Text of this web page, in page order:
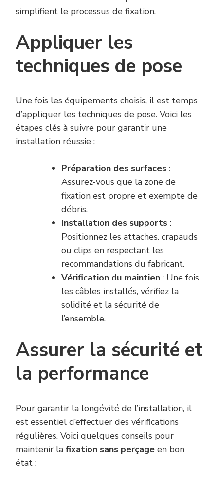
simplifient le processus de fixation.
Appliquer les
techniques de pose
Une fois les équipements choisis, il est temps
d’appliquer les techniques de pose. Voici les
étapes clés à suivre pour garantir une
installation réussie :
Préparation des surfaces :
Assurez-vous que la zone de
fixation est propre et exempte de
débris.
Installation des supports :
Positionnez les attaches, crapauds
ou clips en respectant les
recommandations du fabricant.
Vérification du maintien : Une fois
les câbles installés, vérifiez la
solidité et la sécurité de
l’ensemble.
Assurer la sécurité et
la performance
Pour garantir la longévité de l’installation, il
est essentiel d’effectuer des vérifications
régulières. Voici quelques conseils pour
maintenir la fixation sans perçage en bon
état :